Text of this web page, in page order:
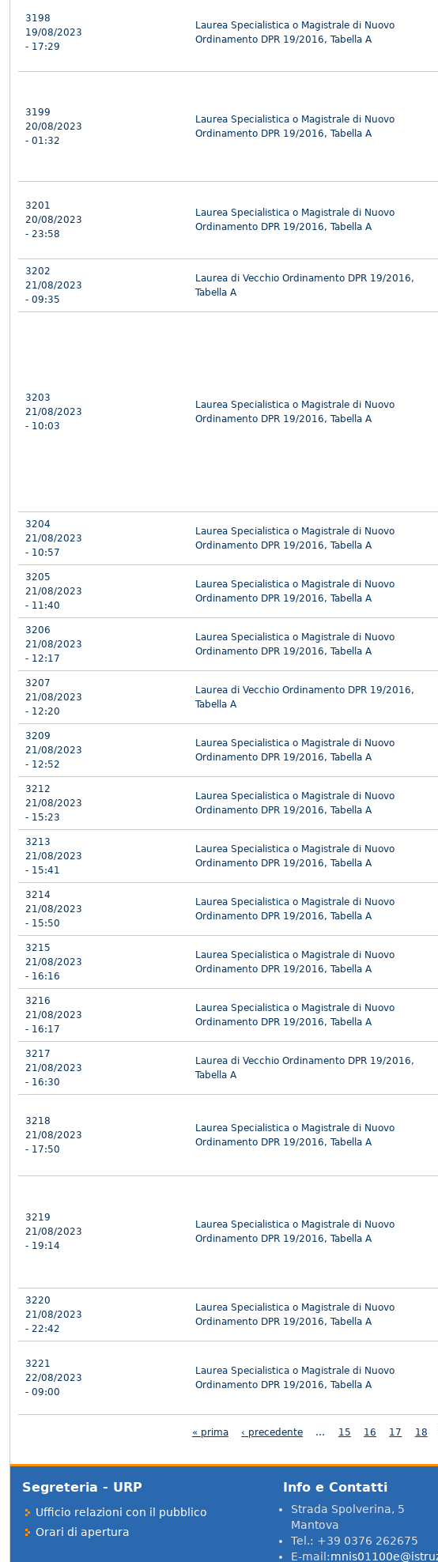
3198
19/08/2023
- 17:29
Laurea Specialistica o Magistrale di Nuovo
Ordinamento DPR 19/2016, Tabella A
3199
20/08/2023
- 01:32
Laurea Specialistica o Magistrale di Nuovo
Ordinamento DPR 19/2016, Tabella A
3201
20/08/2023
- 23:58
Laurea Specialistica o Magistrale di Nuovo
Ordinamento DPR 19/2016, Tabella A
3202
21/08/2023
- 09:35
Laurea di Vecchio Ordinamento DPR 19/2016,
Tabella A
3203
21/08/2023
- 10:03
Laurea Specialistica o Magistrale di Nuovo
Ordinamento DPR 19/2016, Tabella A
3204
21/08/2023
- 10:57
Laurea Specialistica o Magistrale di Nuovo
Ordinamento DPR 19/2016, Tabella A
3205
21/08/2023
- 11:40
Laurea Specialistica o Magistrale di Nuovo
Ordinamento DPR 19/2016, Tabella A
3206
21/08/2023
- 12:17
Laurea Specialistica o Magistrale di Nuovo
Ordinamento DPR 19/2016, Tabella A
3207
21/08/2023
- 12:20
Laurea di Vecchio Ordinamento DPR 19/2016,
Tabella A
3209
21/08/2023
- 12:52
Laurea Specialistica o Magistrale di Nuovo
Ordinamento DPR 19/2016, Tabella A
3212
21/08/2023
- 15:23
Laurea Specialistica o Magistrale di Nuovo
Ordinamento DPR 19/2016, Tabella A
3213
21/08/2023
- 15:41
Laurea Specialistica o Magistrale di Nuovo
Ordinamento DPR 19/2016, Tabella A
3214
21/08/2023
- 15:50
Laurea Specialistica o Magistrale di Nuovo
Ordinamento DPR 19/2016, Tabella A
3215
21/08/2023
- 16:16
Laurea Specialistica o Magistrale di Nuovo
Ordinamento DPR 19/2016, Tabella A
3216
21/08/2023
- 16:17
Laurea Specialistica o Magistrale di Nuovo
Ordinamento DPR 19/2016, Tabella A
3217
21/08/2023
- 16:30
Laurea di Vecchio Ordinamento DPR 19/2016,
Tabella A
3218
21/08/2023
- 17:50
Laurea Specialistica o Magistrale di Nuovo
Ordinamento DPR 19/2016, Tabella A
3219
21/08/2023
- 19:14
Laurea Specialistica o Magistrale di Nuovo
Ordinamento DPR 19/2016, Tabella A
3220
21/08/2023
- 22:42
Laurea Specialistica o Magistrale di Nuovo
Ordinamento DPR 19/2016, Tabella A
3221
22/08/2023
- 09:00
Laurea Specialistica o Magistrale di Nuovo
Ordinamento DPR 19/2016, Tabella A
« prima ‹ precedente … 15 16 17 18
Segreteria - URP
Ufficio relazioni con il pubblico
Orari di apertura
Info e Contatti
Strada Spolverina, 5
Mantova
Tel.: +39 0376 262675
E-mail: